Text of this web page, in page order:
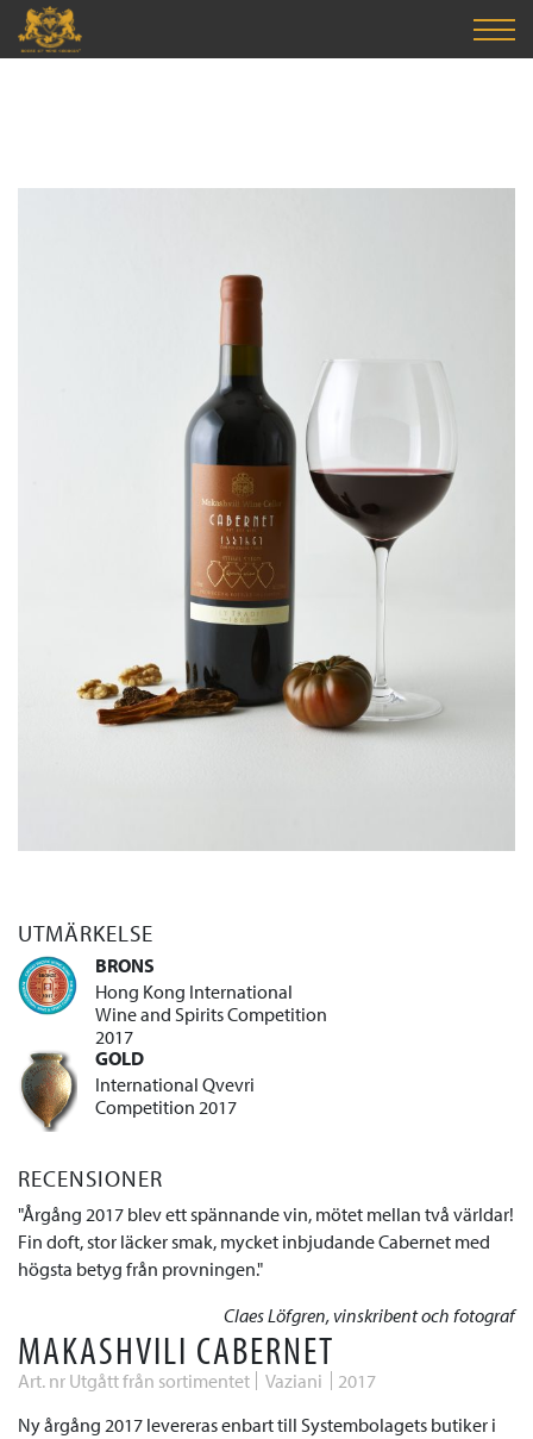
UTMÄRKELSE
BRONS
Hong Kong International
Wine and Spirits Competition
2017
GOLD
International Qvevri
Competition 2017
RECENSIONER
Årgång 2017 blev ett spännande vin, mötet mellan två världar!
Fin doft, stor läcker smak, mycket inbjudande Cabernet med
högsta betyg från provningen.
Claes Löfgren, vinskribent och fotograf
MAKASHVILI CABERNET
Art. nr Utgått från sortimentet Vaziani
2017
Ny årgång 2017 levereras enbart till Systembolagets butiker i